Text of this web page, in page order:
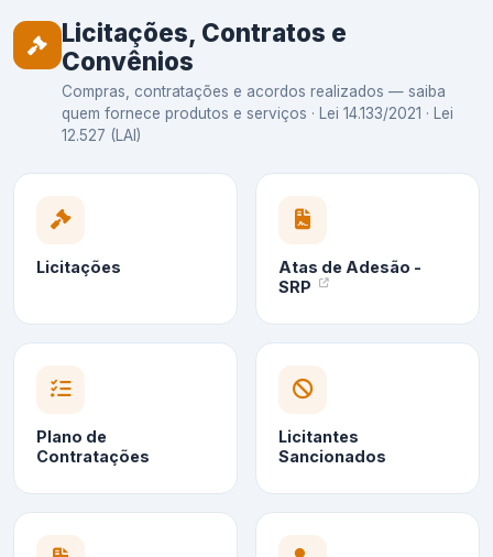
Licitações, Contratos e
Convênios
Compras, contratações e acordos realizados — saiba
quem fornece produtos e serviços · Lei 14.133/2021 · Lei
12.527 (LAI)
Licitações
Atas de Adesão -
SRP
Plano de
Contratações
Licitantes
Sancionados